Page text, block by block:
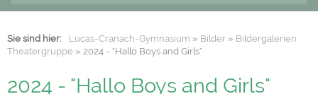
Sie sind hier: Lucas-Cranach-Gymnasium » Bilder » Bildergalerien
Theatergruppe » 2024 - "Hallo Boys and Girls"
2024 - "Hallo Boys and Girls"